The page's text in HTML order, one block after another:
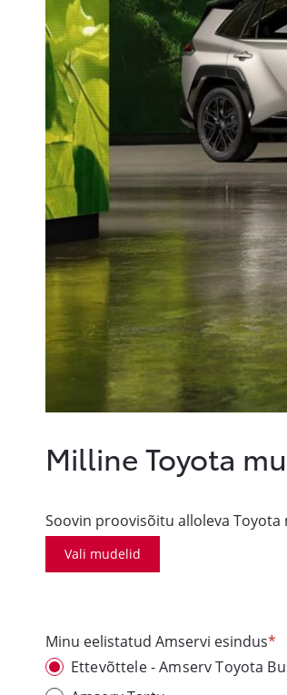
Milline Toyota
Soovin proovisõitu alloleva Toyota
Vali mudelid
Minu eelistatud Amservi esindus
Ettevõttele - Amserv Toyota